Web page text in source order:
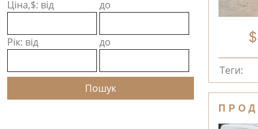
Ціна,$: від до
Рік: від до
Теги: